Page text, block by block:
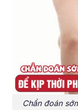
Chẩn đoán